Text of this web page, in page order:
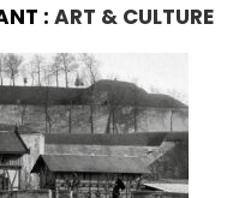
: ART & CULTURE